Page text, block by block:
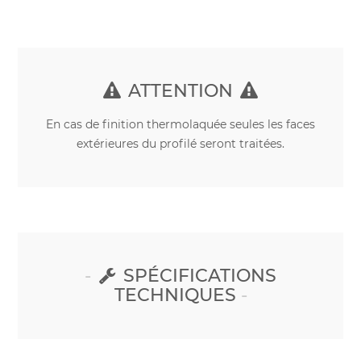
ATTENTION
En cas de finition thermolaquée seules les faces
extérieures du profilé seront traitées.
SPÉCIFICATIONS
TECHNIQUES